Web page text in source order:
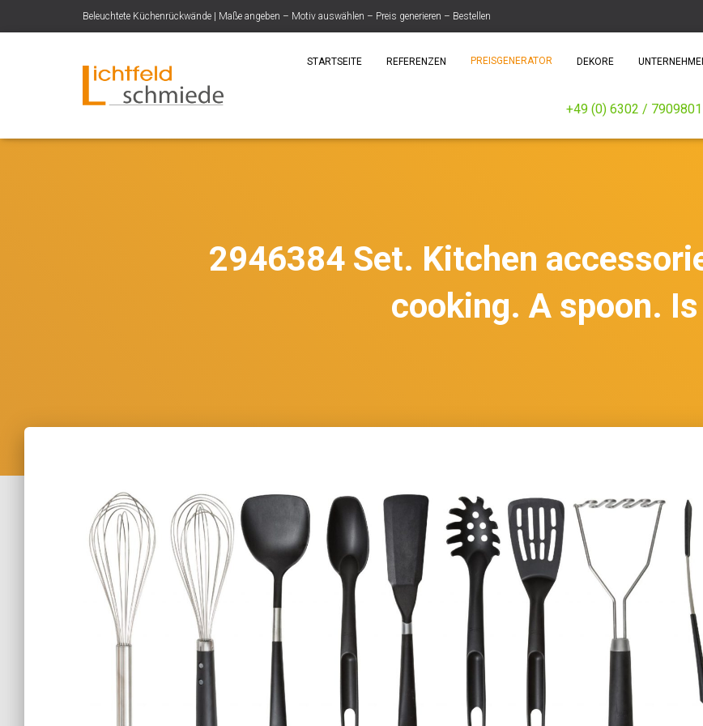
Beleuchtete Küchenrückwände | Maße angeben – Motiv auswählen – Preis generieren – Bestellen
STARTSEITE REFERENZEN PREISGENERATOR DEKORE
+49 (0) 6302 / 7909801
2946384 Set. Kitchen
cooking. A spoon. Is